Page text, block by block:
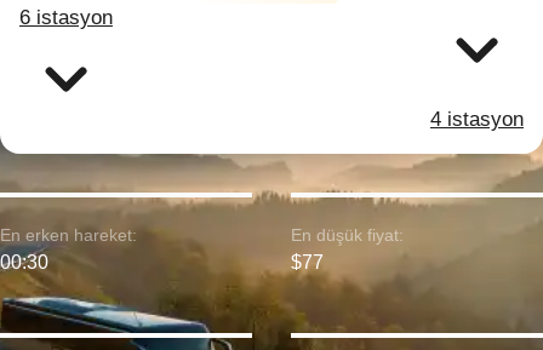
6 istasyon
4 istasyon
En erken hareket:
00:30
En düşük fiyat:
$77